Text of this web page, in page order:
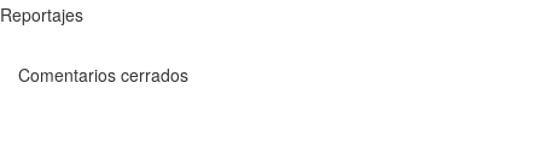
Reportajes
Comentarios cerrados